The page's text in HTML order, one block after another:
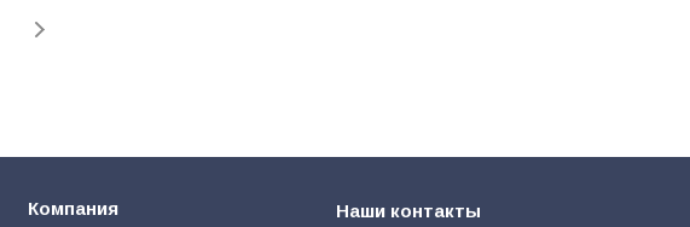
Компания Наши контакты